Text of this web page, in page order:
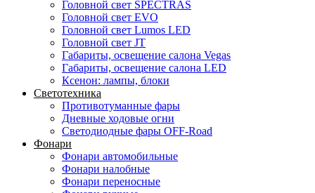
Головной свет SPECTRAS
Головной свет EVO
Головной свет Lumos LED
Головной свет JT
Габариты, освещение салона Vegas
Габариты, освещение салона LED
Ксенон: лампы, блоки
Светотехника
Противотуманные фары
Дневные ходовые огни
Светодиодные фары OFF-Road
Фонари
Фонари автомобильные
Фонари налобные
Фонари переносные